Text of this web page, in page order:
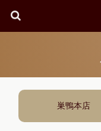
巣鴨本店